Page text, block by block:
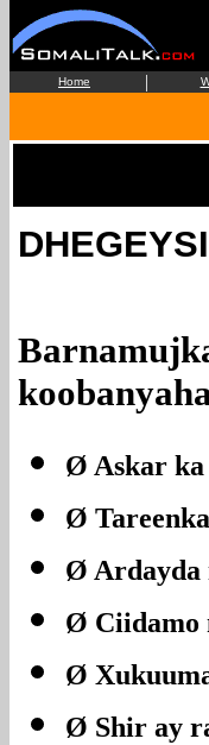
Home |
Ø Askar
Ø
Ø Ardayda
Ø Ciidamo
Ø
Ø Shir ay